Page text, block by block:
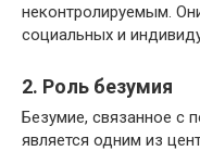
неконтролируемым.
социальных и
2. Роль безумия
Безумие, связанное с
является одним из